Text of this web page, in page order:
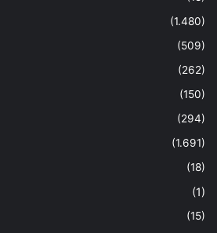
(1.480)
(509)
(262)
(150)
(294)
(1.691)
(18)
(1)
(15)